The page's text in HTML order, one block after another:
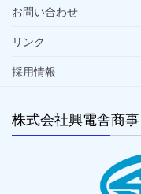
お問い合わせ
リンク
採用情報
株式会社興電舎商事